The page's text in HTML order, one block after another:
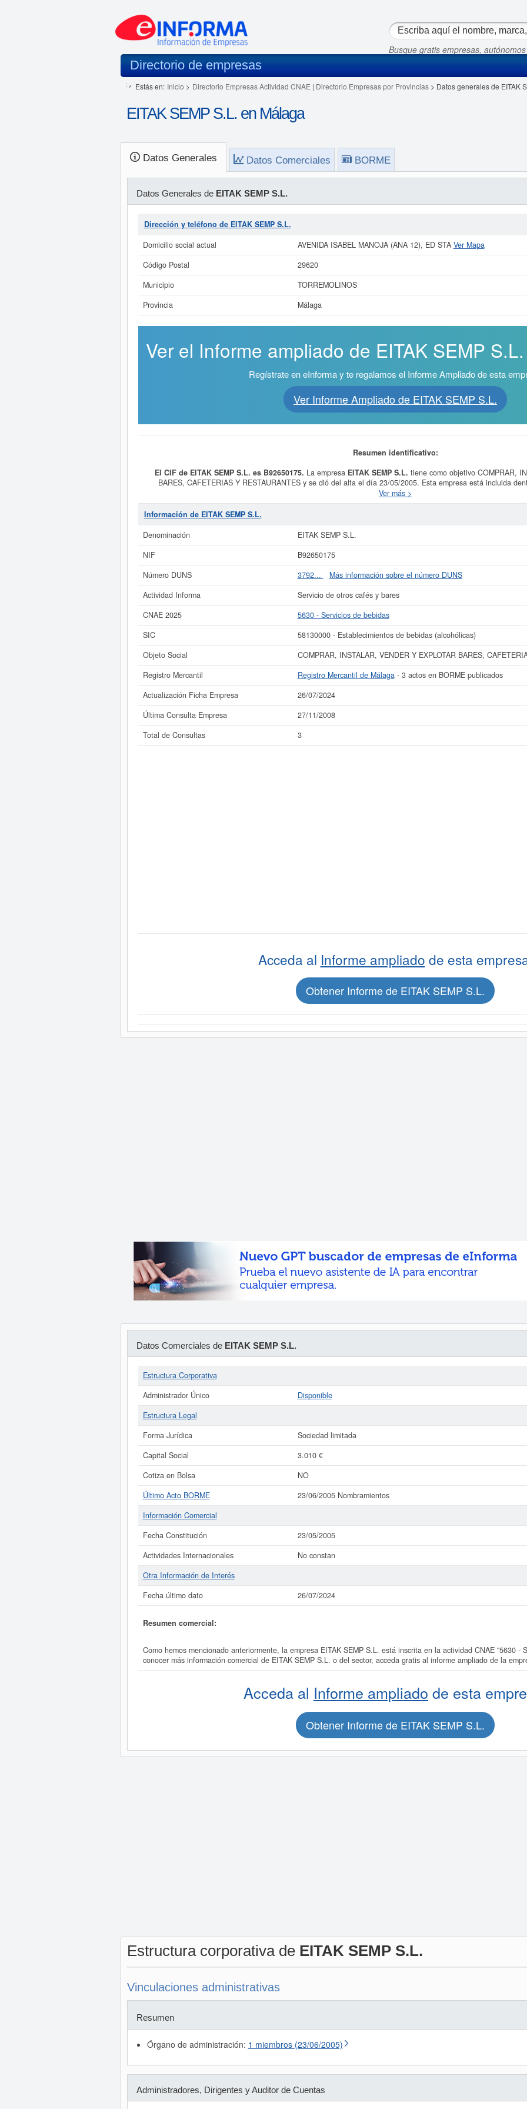
Busque gratis empresas,
Directorio de empresas
Estás en: Inicio > Directorio Empresas Actividad CNAE | Directorio Empresas por Provincias> Datos generales de EITAK
EITAK SEMP S.L. en Málaga
Datos Generales Datos Comerciales BORME
Datos Generales de EITAK SEMP S.L.
Dirección y teléfono de EITAK SEMP S.L.
Domicilio social actual
AVENIDA ISABEL MANOJA (ANA 12), ED STA Ver Mapa
Código Postal
29620
Municipio
TORREMOLINOS
Provincia
Málaga
Ver el Informe ampliado de EITAK SEMP
Regístrate en eInforma y te regalamos el Informe Ampliado de esta
Ver Informe Ampliado de EITAK SEMP S.L.
Resumen identificativo:
El CIF de EITAK SEMP S.L. es B92650175. La empresa EITAK SEMP S.L. tiene como objetivo COMPRAR,
BARES, CAFETERIAS Y RESTAURANTES y se dió del alta el día 23/05/2005. Esta empresa está incluida
Servicios de bebidas. Dentro del Sistema Internacional de Clasificación de actividades empresariales, la empresa
SIC 58130000. Esta ficha de empresa ha sido consultada 3 veces, la última consulta se ha producido el 27/11/
consultar a qué subvenciones puede solicitar esta empresa las demás que estén relacionadas. La empresa
Si está interesado en conocer más datos de la empresa EITAK SEMP S.L. puede
S.L. y consultar los resultados de sus años de actividad, así como los balances y cuentas de
La última actualización del informe de empresa se ha realizado el 26/07/2024.
Ver más >
Información de EITAK SEMP S.L.
Denominación
EITAK SEMP S.L.
NIF
B92650175
Número DUNS
3792...
Más información sobre el número DUNS
Actividad Informa
Servicio de otros cafés y bares
CNAE 2025
5630 - Servicios de bebidas
SIC
58130000 - Establecimientos de bebidas (alcohólicas)
Objeto Social
COMPRAR, INSTALAR, VENDER Y EXPLOTAR BARES,
Registro Mercantil
Registro Mercantil de Málaga- 3 actos en BORME publicados
Actualización Ficha Empresa
26/07/2024
Última Consulta Empresa
27/11/2008
Total de Consultas
3
Acceda al Informe ampliado de esta
Obtener Informe de EITAK SEMP S.L.
Datos Comerciales de EITAK SEMP S.L.
Estructura Corporativa
Administrador Único
Disponible
Estructura Legal
Forma Jurídica
Sociedad limitada
Capital Social
3.010 €
Cotiza en Bolsa
NO
Último Acto BORME
23/06/2005 Nombramientos
Información Comercial
Fecha Constitución
23/05/2005
Actividades Internacionales
No constan
Otra Información de Interés
Fecha último dato
26/07/2024
Resumen comercial:
Como hemos mencionado anteriormente, la empresa EITAK SEMP S.L. está inscrita en la actividad CNAE "5630 -
conocer más información comercial de EITAK SEMP S.L. o del sector, acceda gratis al informe ampliado de la
Acceda al Informe ampliado de esta
Obtener Informe de EITAK SEMP S.L.
Estructura corporativa de EITAK SEMP S.L.
Vinculaciones administrativas
Resumen
Órgano de administración: 1 miembros (23/06/2005)
Administradores, Dirigentes y Auditor de Cuentas